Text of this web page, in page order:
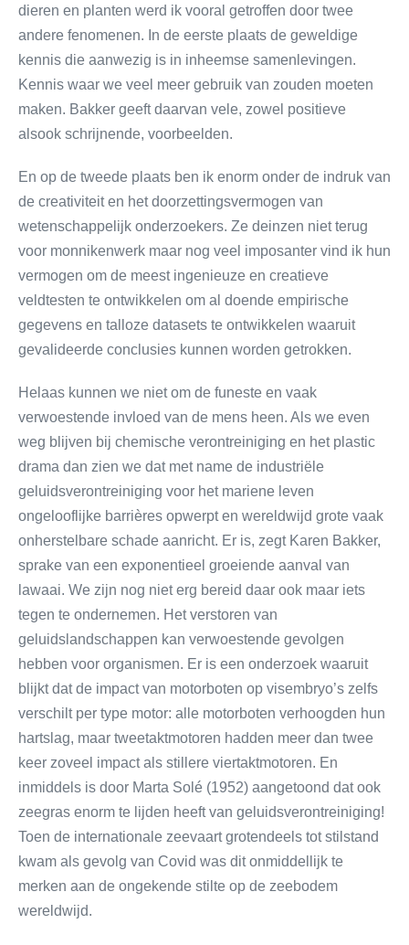
dieren en planten werd ik vooral getroffen door twee
andere fenomenen. In de eerste plaats de geweldige
kennis die aanwezig is in inheemse samenlevingen.
Kennis waar we veel meer gebruik van zouden moeten
maken. Bakker geeft daarvan vele, zowel positieve
alsook schrijnende, voorbeelden.
En op de tweede plaats ben ik enorm onder de indruk van
de creativiteit en het doorzettingsvermogen van
wetenschappelijk onderzoekers. Ze deinzen niet terug
voor monnikenwerk maar nog veel imposanter vind ik hun
vermogen om de meest ingenieuze en creatieve
veldtesten te ontwikkelen om al doende empirische
gegevens en talloze datasets te ontwikkelen waaruit
gevalideerde conclusies kunnen worden getrokken.
Helaas kunnen we niet om de funeste en vaak
verwoestende invloed van de mens heen. Als we even
weg blijven bij chemische verontreiniging en het plastic
drama dan zien we dat met name de industriële
geluidsverontreiniging voor het mariene leven
ongelooflijke barrières opwerpt en wereldwijd grote vaak
onherstelbare schade aanricht. Er is, zegt Karen Bakker,
sprake van een exponentieel groeiende aanval van
lawaai. We zijn nog niet erg bereid daar ook maar iets
tegen te ondernemen. Het verstoren van
geluidslandschappen kan verwoestende gevolgen
hebben voor organismen. Er is een onderzoek waaruit
blijkt dat de impact van motorboten op visembryo’s zelfs
verschilt per type motor: alle motorboten verhoogden hun
hartslag, maar tweetaktmotoren hadden meer dan twee
keer zoveel impact als stillere viertaktmotoren. En
inmiddels is door Marta Solé (1952) aangetoond dat ook
zeegras enorm te lijden heeft van geluidsverontreiniging!
Toen de internationale zeevaart grotendeels tot stilstand
kwam als gevolg van Covid was dit onmiddellijk te
merken aan de ongekende stilte op de zeebodem
wereldwijd.